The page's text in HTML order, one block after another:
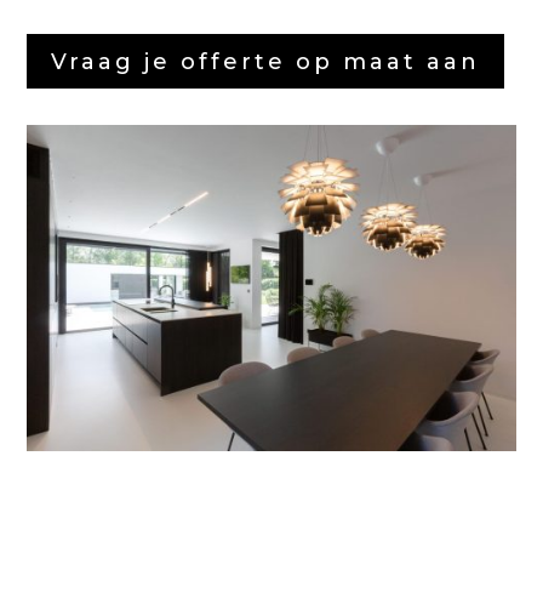
Vraag je offerte op maat aan